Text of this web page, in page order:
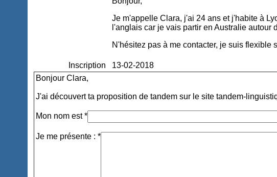
Je m'appelle Clara, j'ai 24 ans et j'habite à
l'anglais car je vais partir en Australie autour
N'hésitez pas à me contacter, je suis flexible
Inscription
13-02-2018
Bonjour Clara,
J'ai découvert ta proposition de tandem sur le site tandem-
Mon nom est *
Je me présente : *